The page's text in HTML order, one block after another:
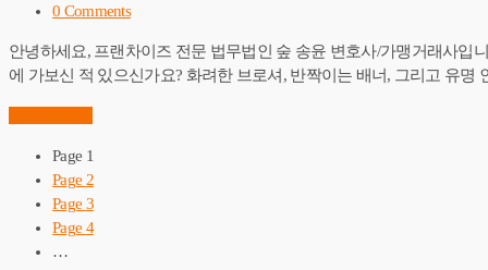
0 Comments
안녕하세요, 프랜차이즈 전문 법무법인 숲 송윤 변호사/가맹거래사입
에 가보신 적 있으신가요? 화려한 브로셔, 반짝이는 배너, 그리고 유
Page 1
Page 2
Page 3
Page 4
…